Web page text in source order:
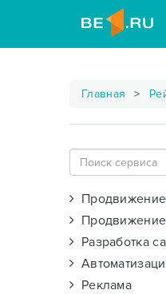
Главная
Продвижение
Разработка
Реклама